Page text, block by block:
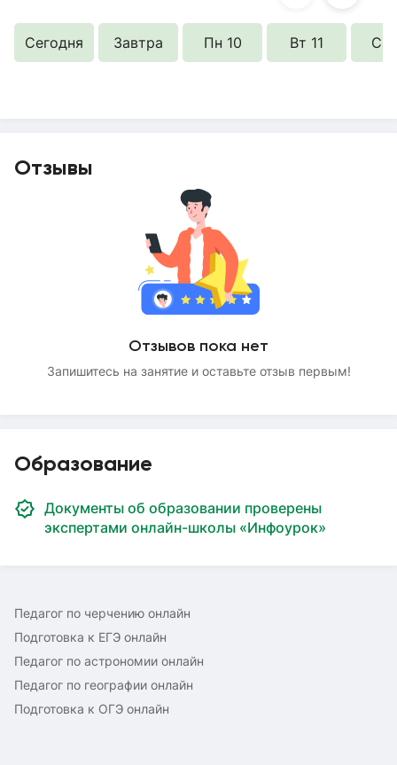
Сегодня Завтра Пн 10 Вт 11 Ср
Отзывы
Отзывов пока нет
Запишитесь на занятие и оставьте отзыв первым!
Образование
Документы об образовании проверены
экспертами онлайн-школы «Инфоурок»
Педагог по черчению онлайн
Подготовка к ЕГЭ онлайн
Педагог по астрономии онлайн
Педагог по географии онлайн
Подготовка к ОГЭ онлайн